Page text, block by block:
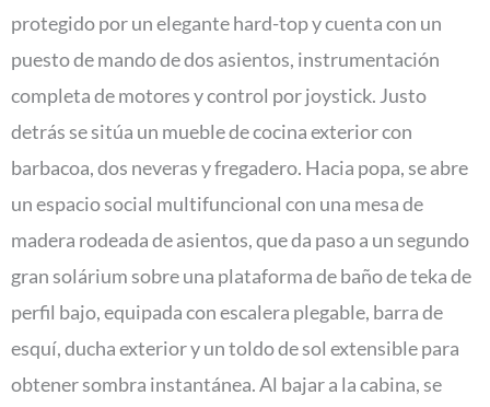
protegido por un elegante hard-top y cuenta con un
puesto de mando de dos asientos, instrumentación
completa de motores y control por joystick. Justo
detrás se sitúa un mueble de cocina exterior con
barbacoa, dos neveras y fregadero. Hacia popa, se abre
un espacio social multifuncional con una mesa de
madera rodeada de asientos, que da paso a un segundo
gran solárium sobre una plataforma de baño de teka de
perfil bajo, equipada con escalera plegable, barra de
esquí, ducha exterior y un toldo de sol extensible para
obtener sombra instantánea. Al bajar a la cabina, se